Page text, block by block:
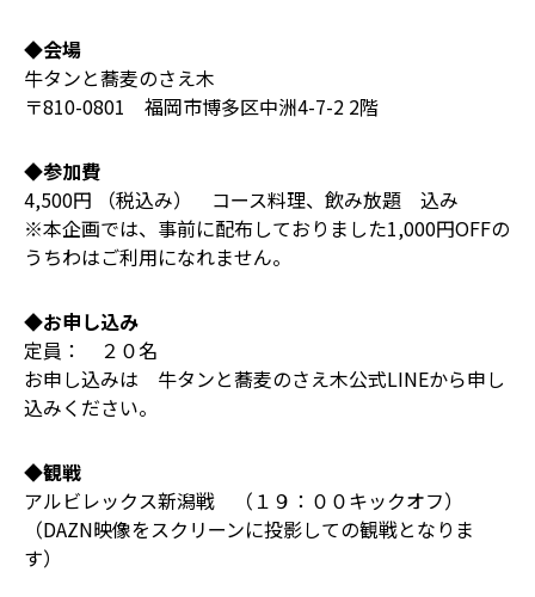
◆会場
牛タンと蕎麦のさえ木
〒810-0801 福岡市博多区中洲4-7-2 2階
◆参加費
4,500円 （税込み） コース料理、飲み放題 込み
※本企画では、事前に配布しておりました1,000円OFFの
うちわはご利用になれません。
◆お申し込み
定員： ２０名
お申し込みは 牛タンと蕎麦のさえ木公式LINEから申し
込みください。
◆観戦
アルビレックス新潟戦 （１９：００キックオフ）
（DAZN映像をスクリーンに投影しての観戦となりま
す）